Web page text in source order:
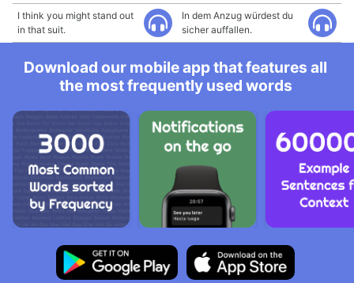
I think you might stand out
in that suit.
In dem Anzug würdest du
sicher auffallen.
Download our mobile app that features all
the most frequently used words